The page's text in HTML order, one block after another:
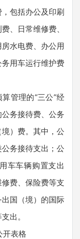
包括办公及印刷
、日常维修费、
水电费、办公用
用车运行维护费
管理的“三公”经
务接待费、公务
）费。其中，公
务接待支出；公
车车辆购置支出
修费、保险费等支
国（境）的国际
出。
表格